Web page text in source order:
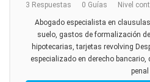
3 Respuestas 0 Guías Nivel
Abogado especialista en
suelo, gastos de formalización
hipotecarias, tarjetas revolving
especializado en derecho
penal